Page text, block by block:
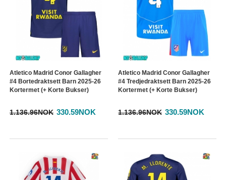
Atletico Madrid Conor Gallagher
#4 Bortedraktsett Barn 2025-26
Kortermet (+ Korte Bukser)
1.136.96NOK 330.59NOK
Atletico Madrid Conor Gallagher
#4 Tredjedraktsett Barn 2025-26
Kortermet (+ Korte Bukser)
1.136.96NOK 330.59NOK